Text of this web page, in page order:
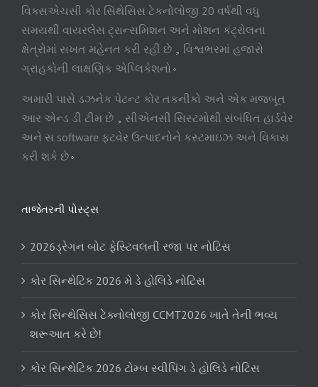
વિક્સએચસી કોર સિંથેસિસ ટેકનોલોજી 20 વર્ષથી વધુ
સમયથી વાયરલેસ ટ્રાન્સમિશન અને મોશન કંટ્રોલના
ક્ષેત્રોમાં સખત મહેનત કરી રહી છે，વિશ્વભરમાં હજારો
ગ્રાહકોની લાક્ષણિક એપ્લિકેશનો。
અમારી પાસે ડઝનેક પેટન્ટ કોર તકનીકો અને એક મજબૂત
આર એન્ડ ડી ટીમ છે，સીએનસી સિસ્ટમોથી સંબંધિત હાર્ડવેર
અને સ software ફ્ટવેર ઉત્પાદનોને કસ્ટમાઇઝ અને વિકાસ
કરી શકે છે。
તાજેતરની પોસ્ટ્સ
2026ડ્રેગન બોટ ફેસ્ટિવલની રજા પર નોટિસ
કોર સિન્થેટિક 2026 મે ડે હોલિડે નોટિસ
કોર સિન્થેસિસ ટેક્નોલોજી CCMT2026 ખાતે તેની ભવ્ય
શરૂઆત કરે છે!
કોર સિન્થેટિક 2026 ટોમ્બ સ્વીપિંગ ડે હોલિડે નોટિસ